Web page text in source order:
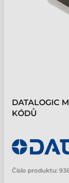
DATALOGIC
KÓDŮ
Číslo produktu: